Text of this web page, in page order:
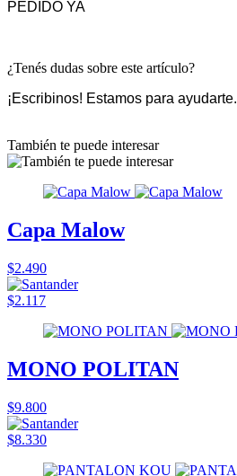
PEDIDO YA
¿Tenés dudas sobre este artículo?
¡Escribinos! Estamos para ayudarte.
También te puede interesar
Capa Malow
$2.490
$2.117
MONO POLITAN
$9.800
$8.330